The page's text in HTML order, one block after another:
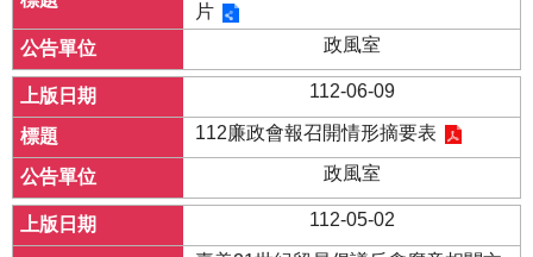
片
政風室
112-06-09
112廉政會報召開情形摘要表
政風室
112-05-02